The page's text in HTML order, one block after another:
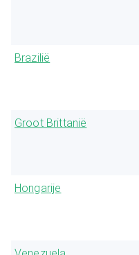
Brazilië
Groot Brittanië
Hongarije